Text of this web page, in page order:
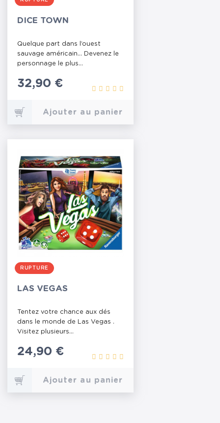
DICE TOWN
Quelque part dans l’ouest
sauvage américain... Devenez le
personnage le plus...
Prix
32,90 €
Ajouter au panier
RUPTURE
LAS VEGAS
Tentez votre chance aux dés
dans le monde de Las Vegas .
Visitez plusieurs...
Prix
24,90 €
Ajouter au panier